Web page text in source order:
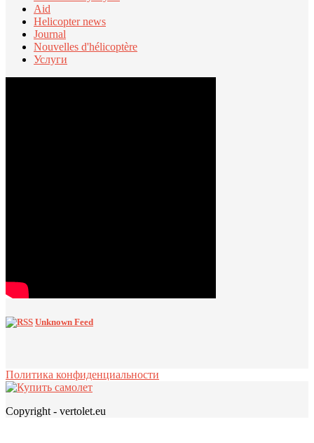
Aid
Helicopter news
Journal
Nouvelles d'hélicoptère
Услуги
Unknown Feed
Политика конфиденциальности
Copyright - vertolet.eu